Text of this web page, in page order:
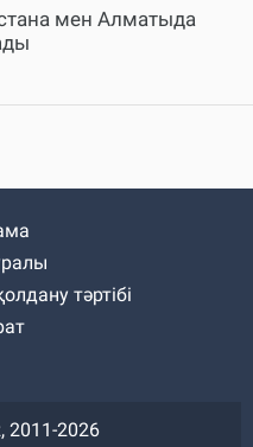
мен Алматыда
тәртібі
2011-2026